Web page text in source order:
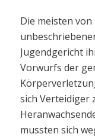
Die meisten
Jugendgericht
Vorwurfs der
sich Verteidiger
mussten sich